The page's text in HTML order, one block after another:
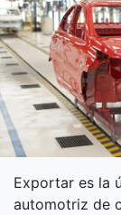
Exportar es la
automotriz de